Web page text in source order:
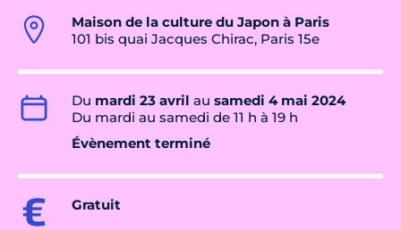
Maison de la culture du Japon à Paris
101 bis quai Jacques Chirac, Paris 15e
Du mardi 23 avril au samedi 4 mai 2024
Du mardi au samedi de 11 h à 19 h
Évènement terminé
Gratuit